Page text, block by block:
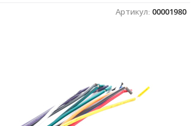
Артикул: 00001980